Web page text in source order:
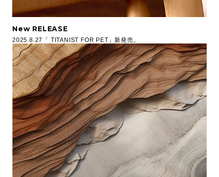
New RELEASE
2025.8.27「 TITANIST FOR PET」新発売。